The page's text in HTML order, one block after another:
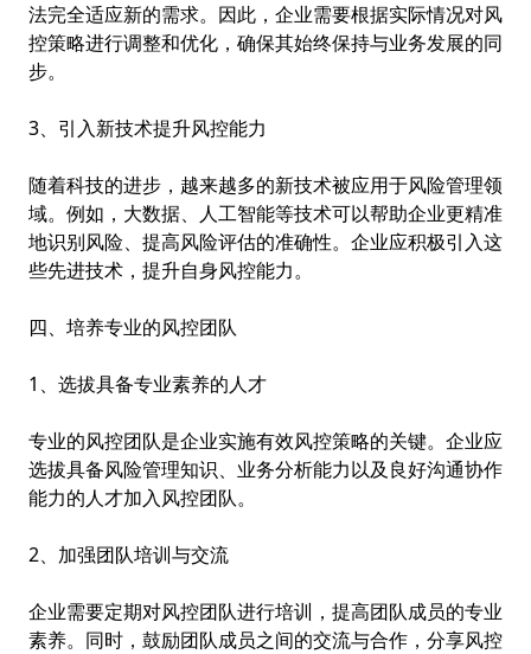
法完全适应新的需求。因此，企业需要根据实际情况对风
控策略进行调整和优化，确保其始终保持与业务发展的同
步。
3、引入新技术提升风控能力
随着科技的进步，越来越多的新技术被应用于风险管理领
域。例如，大数据、人工智能等技术可以帮助企业更精准
地识别风险、提高风险评估的准确性。企业应积极引入这
些先进技术，提升自身风控能力。
四、培养专业的风控团队
1、选拔具备专业素养的人才
专业的风控团队是企业实施有效风控策略的关键。企业应
选拔具备风险管理知识、业务分析能力以及良好沟通协作
能力的人才加入风控团队。
2、加强团队培训与交流
企业需要定期对风控团队进行培训，提高团队成员的专业
素养。同时，鼓励团队成员之间的交流与合作，分享风控